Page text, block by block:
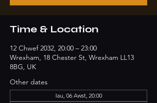
Time & Location
12 Chwef 2032, 20:00 – 23:00
Wrexham, 18 Chester St, Wrexham LL13
8BG, UK
Other dates
Iau, 06 Awst, 20:00